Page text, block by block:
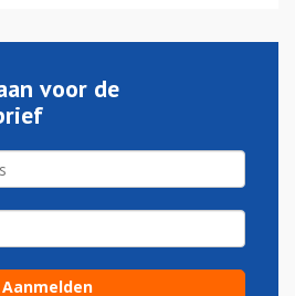
voor de